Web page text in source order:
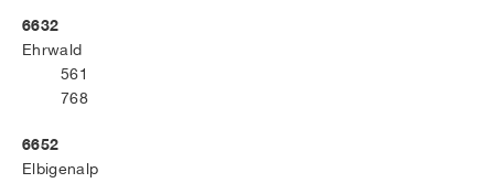
6632
Ehrwald
561
768
6652
Elbigenalp